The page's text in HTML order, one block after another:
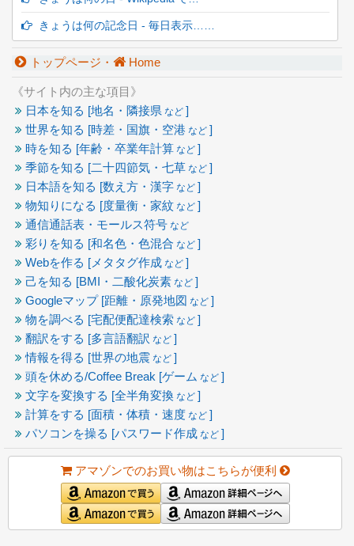
きょうは何の記念日 - 毎日表示……
トップページ・ Home
《サイト内の主な項目》
日本を知る [地名・隣接県 など ]
世界を知る [時差・国旗・空港 など ]
時を知る [年齢・卒業年計算 など ]
季節を知る [二十四節気・七草 など ]
日本語を知る [数え方・漢字 など ]
物知りになる [度量衡・家紋 など ]
通信通話表・モールス符号 など
彩りを知る [和名色・色混合 など ]
Webを作る [メタタグ作成 など ]
己を知る [BMI・二酸化炭素 など ]
Googleマップ [距離・原発地図 など ]
物を調べる [宅配便配達検索 など ]
翻訳をする [多言語翻訳 など ]
情報を得る [世界の地震 など ]
頭を休める/Coffee Break [ゲーム など ]
文字を変換する [全半角変換 など ]
計算をする [面積・体積・速度 など ]
パソコンを操る [パスワード作成 など ]
アマゾンでのお買い物はこちらが便利